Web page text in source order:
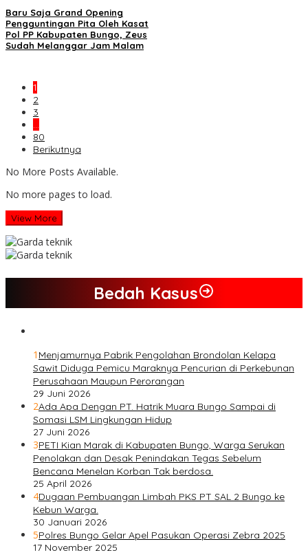
Baru Saja Grand Opening
Pengguntingan Pita Oleh Kasat
Pol PP Kabupaten Bungo, Zeus
Sudah Melanggar Jam Malam
1
2
3
…
80
Berikutnya
No More Posts Available.
No more pages to load.
View More
Bedah Kasus
1 Menjamurnya Pabrik Pengolahan Brondolan Kelapa
Sawit Diduga Pemicu Maraknya Pencurian di Perkebunan
Perusahaan Maupun Perorangan
29 Juni 2026
2Ada Apa Dengan PT. Hatrik Muara Bungo Sampai di
Somasi LSM Lingkungan Hidup
27 Juni 2026
3PETI Kian Marak di Kabupaten Bungo, Warga Serukan
Penolakan dan Desak Penindakan Tegas Sebelum
Bencana Menelan Korban Tak berdosa.
25 April 2026
4Dugaan Pembuangan Limbah PKS PT SAL 2 Bungo ke
Kebun Warga.
30 Januari 2026
5Polres Bungo Gelar Apel Pasukan Operasi Zebra 2025
17 November 2025